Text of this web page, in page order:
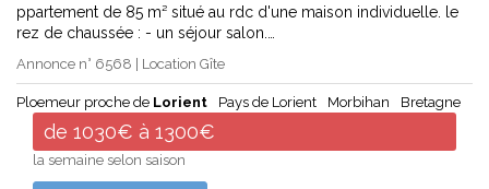
ppartement de 85 m² situé au rdc d'une maison individuelle. le
rez de chaussée : - un séjour salon.…
Annonce n° 6568 | Location Gîte
Ploemeur proche de Lorient Pays de Lorient Morbihan Bretagne
de 1030€ à 1300€
la semaine selon saison